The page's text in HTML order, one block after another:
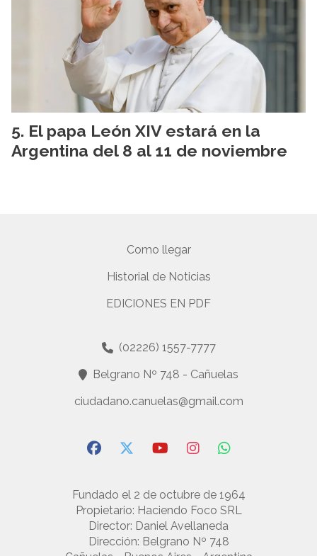
El papa León XIV estará en la
Argentina del 8 al 11 de noviembre
Como llegar
Historial de Noticias
EDICIONES EN PDF
Fundado el 2 de octubre de 1964
Propietario: Haciendo Foco SRL
Director: Daniel Avellaneda
Dirección: Belgrano Nº 748
(02226) 1557-7777
Belgrano Nº 748 - Cañuelas
ciudadano.canuelas@gmail.com